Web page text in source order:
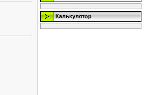
Калькулятор